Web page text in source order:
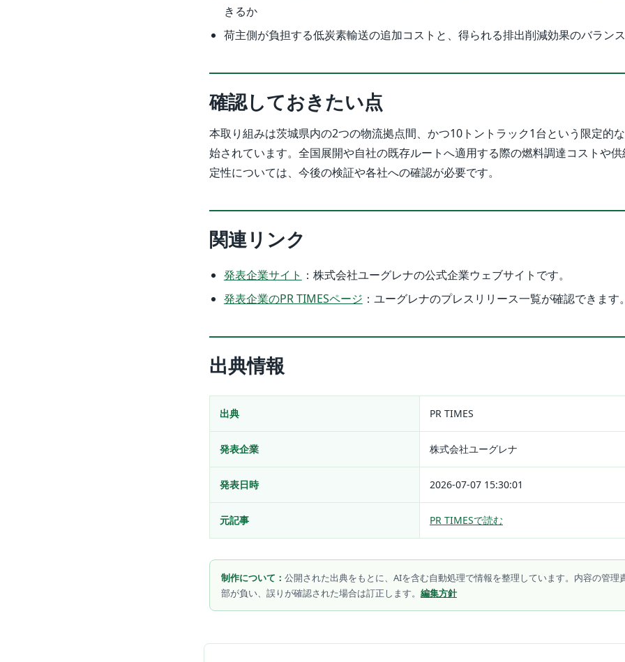
きるか
荷主側が負担する低炭素輸送の追加コストと、得られる排出削減効果のバランス
確認しておきたい点
本取り組みは茨城県内の2つの物流拠点間、かつ10トントラック1台という限定的
始されています。全国展開や自社の既存ルートへ適用する際の燃料調達コストや
定性については、今後の検証や各社への確認が必要です。
関連リンク
発表企業サイト ：株式会社ユーグレナの公式企業ウェブサイトです。
発表企業のPR TIMESページ ：ユーグレナのプレスリリース一覧が確認できます
出典情報
出典 PR TIMES
発表企業 株式会社ユーグレナ
発表日時 2026-07-07 15:30:01
元記事 PR TIMESで読む
制作について： 公開された出典をもとに、AIを含む自動処理で情報を整理しています。内容の管理
部が負い、誤りが確認された場合は訂正します。 編集方針